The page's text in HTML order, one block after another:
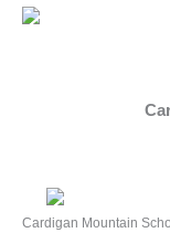
Cardigan Mountain